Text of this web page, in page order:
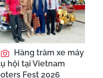
Hàng trăm xe máy
hội tại Vietnam
Fest 2026